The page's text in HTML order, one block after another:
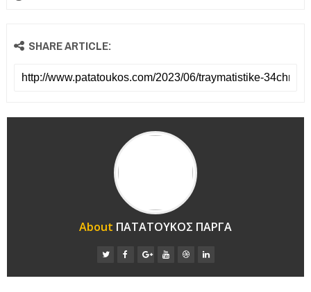
SHARE ARTICLE:
About ΠΑΤΑΤΟΥΚΟΣ ΠΑΡΓΑ